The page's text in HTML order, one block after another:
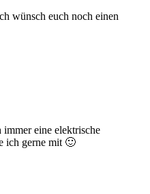
wünsch euch noch einen
eine elektrische
ich gerne mit 🙂